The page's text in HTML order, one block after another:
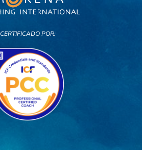
CERTIFICADO POR: